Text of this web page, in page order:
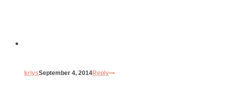
kriysSeptember 4, 2014Reply